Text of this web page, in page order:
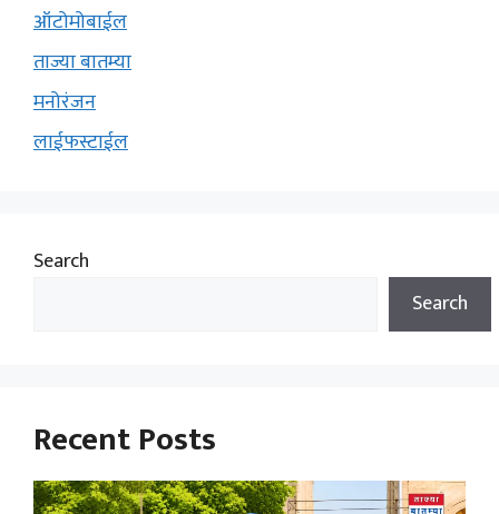
ऑटोमोबाईल
ताज्या बातम्या
मनोरंजन
लाईफस्टाईल
Search
Search
Recent Posts